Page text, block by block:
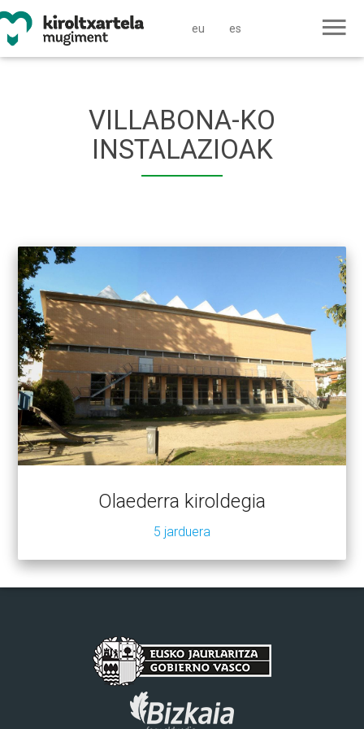
eu es
VILLABONA-KO
INSTALAZIOAK
Olaederra kiroldegia
5 jarduera